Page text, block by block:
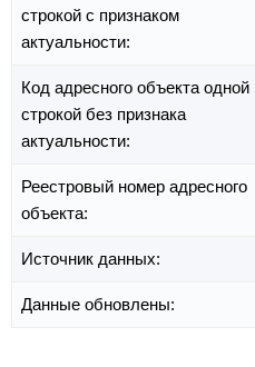
строкой с признаком
актуальности:
Код адресного объекта одной
строкой без признака
актуальности:
Реестровый номер адресного
объекта:
Источник данных:
Данные обновлены: